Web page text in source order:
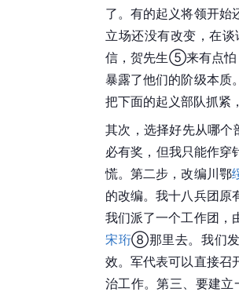
了。有的起义将领开始
立场还没有改变，在
信，贺先生⑤来有点怕
暴露了他们的阶级本质
把下面的起义部队抓紧
其次，选择好先从哪个
必有奖，但我只能作穿
慌。第二步，改编川鄂
的改编。我十八兵团原
我们派了一个工作团，
宋珩⑧那里去。我们发
效。军代表可以直接召
治工作。第三、要建